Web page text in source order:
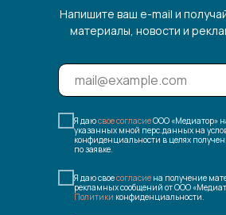
Напишите ваш e-mail и
материалы, новости и
Я даюсвое согласиеООО «Медиатор»
указанных мной перс.данных на
конфиденциальности в целях
по заявке.
Я даю своесогласие на получение
рекламных сообщений от ООО
Политики конфиденциальности.